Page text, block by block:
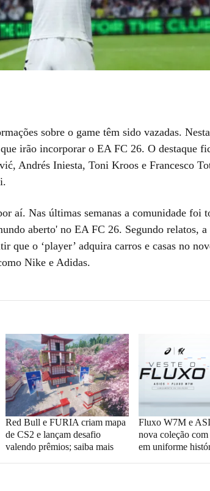
sobre o game têm sido vazadas.
irão incorporar o EA FC 26. O destaque
Andrés Iniesta, Toni Kroos e Francesco
aí. Nas últimas semanas a comunidade foi
aberto' no EA FC 26. Segundo relatos, a
que o ‘player’ adquira carros e casas no
Nike e Adidas.
Red Bull e FURIA criam mapa
de CS2 e lançam desafio
valendo prêmios; saiba mais
Fluxo W7M e
nova coleção
em uniforme